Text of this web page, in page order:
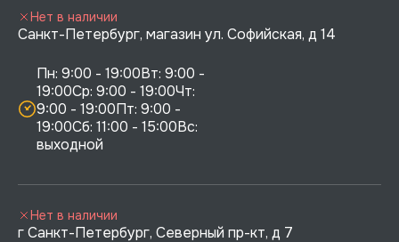
Санкт-Петербург, магазин ул. Софийская, д 14
Пн: 9:00 - 19:00Вт: 9:00 -
19:00Ср: 9:00 - 19:00Чт:
9:00 - 19:00Пт: 9:00 -
19:00Сб: 11:00 - 15:00Вс:
выходной
Нет в наличии
г Санкт-Петербург, Северный пр-кт, д 7
Нет в наличии